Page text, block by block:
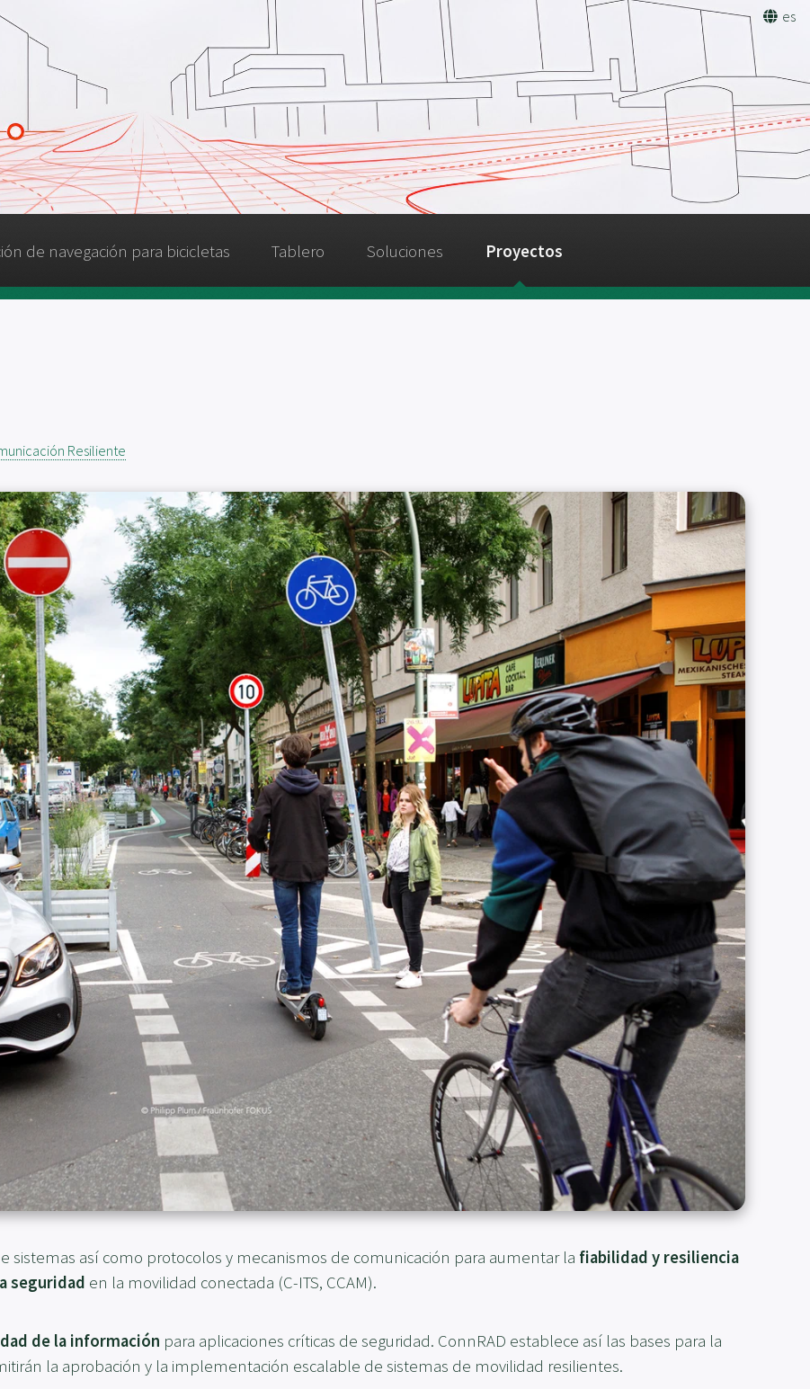
es
de navegación para bicicletas Tablero Soluciones Proyectos
Resiliente
sistemas así como protocolos y mecanismos de comunicación para aumentar la fiabilidad y resiliencia
seguridad en la movilidad conectada (C-ITS, CCAM).
de la información para aplicaciones críticas de seguridad. ConnRAD establece así las bases para la
la aprobación y la implementación escalable de sistemas de movilidad resilientes.